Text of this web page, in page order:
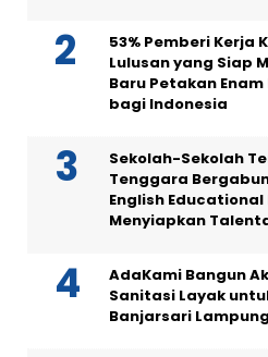
53% Pemberi Kerja
Lulusan yang Siap
Baru Petakan
bagi Indonesia
Sekolah-Sekolah
Tenggara
English
Menyiapkan
AdaKami Bangun
Sanitasi Layak
Banjarsari